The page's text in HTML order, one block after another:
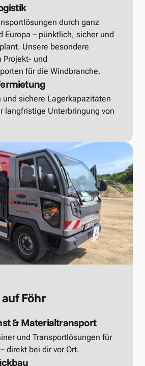
durch ganz
Europa – pünktlich, sicher und
Unsere besondere
Projekt- und
für die Windbranche.
und sichere Lagerkapazitäten
langfristige Unterbringung von
Föhr
& Materialtransport
und Transportlösungen für
direkt bei dir vor Ort.